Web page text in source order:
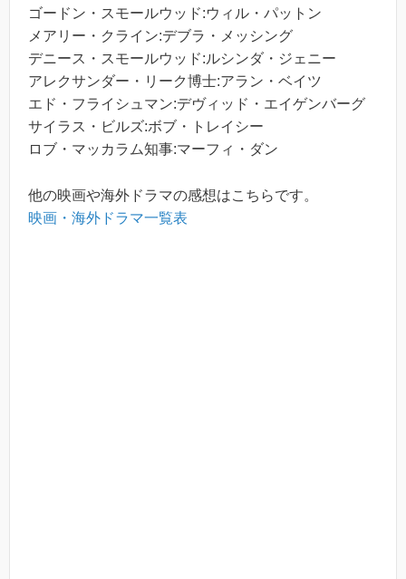
ゴードン・スモールウッド:ウィル・パットン
メアリー・クライン:デブラ・メッシング
デニース・スモールウッド:ルシンダ・ジェニー
アレクサンダー・リーク博士:アラン・ベイツ
エド・フライシュマン:デヴィッド・エイゲンバーグ
サイラス・ビルズ:ボブ・トレイシー
ロブ・マッカラム知事:マーフィ・ダン
他の映画や海外ドラマの感想はこちらです。
映画・海外ドラマ一覧表